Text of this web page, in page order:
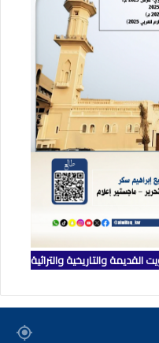
والتاريخية والتراثية